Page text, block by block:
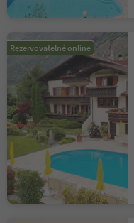
Rezervovatelné online